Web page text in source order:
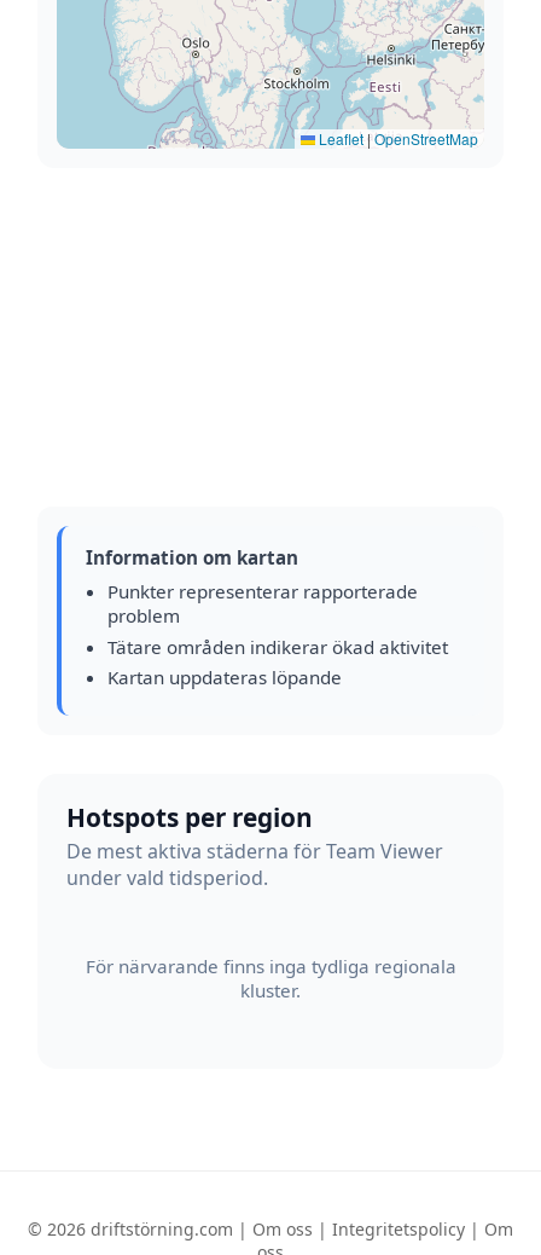
Leaflet|OpenStreetMap
Information om kartan
Punkter representerar rapporterade
problem
Tätare områden indikerar ökad aktivitet
Kartan uppdateras löpande
Hotspots per region
De mest aktiva städerna för Team Viewer
under vald tidsperiod.
För närvarande finns inga tydliga regionala
kluster.
© 2026 driftstörning.com | Om oss | Integritetspolicy | Om